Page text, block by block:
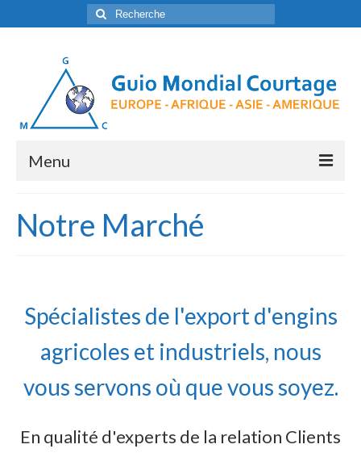
Rechercher
:
Menu
Qui sommes-nous?
Notre Marché
Spécialistes de l'export d'engins
agricoles et industriels, nous
vous servons où que vous soyez.
En qualité d'experts de la relation Clients